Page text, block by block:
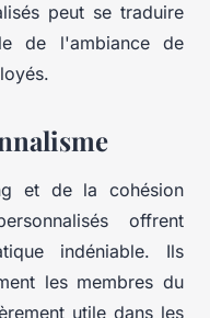
peut se traduire
de l'ambiance de
et de la cohésion
offrent
indéniable. Ils
les membres du
utile dans les